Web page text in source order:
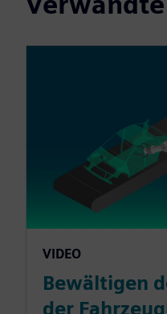
VIDEO
Bewältigen
der